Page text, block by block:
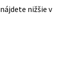
nižšie v